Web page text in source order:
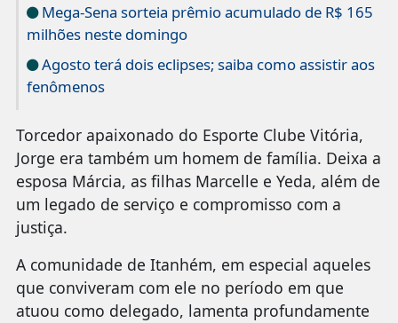
Mega-Sena sorteia prêmio acumulado de R$ 165
milhões neste domingo
Agosto terá dois eclipses; saiba como assistir aos
fenômenos
Torcedor apaixonado do Esporte Clube Vitória,
Jorge era também um homem de família. Deixa a
esposa Márcia, as filhas Marcelle e Yeda, além de
um legado de serviço e compromisso com a
justiça.
A comunidade de Itanhém, em especial aqueles
que conviveram com ele no período em que
atuou como delegado, lamenta profundamente